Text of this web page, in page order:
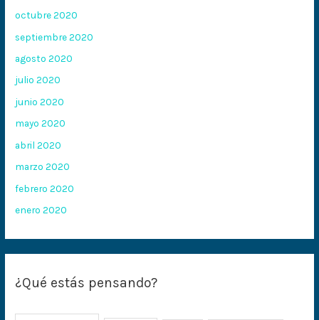
octubre 2020
septiembre 2020
agosto 2020
julio 2020
junio 2020
mayo 2020
abril 2020
marzo 2020
febrero 2020
enero 2020
¿Qué estás pensando?